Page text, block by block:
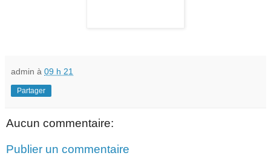
admin à 09 h 21
Partager
Aucun commentaire:
Publier un commentaire